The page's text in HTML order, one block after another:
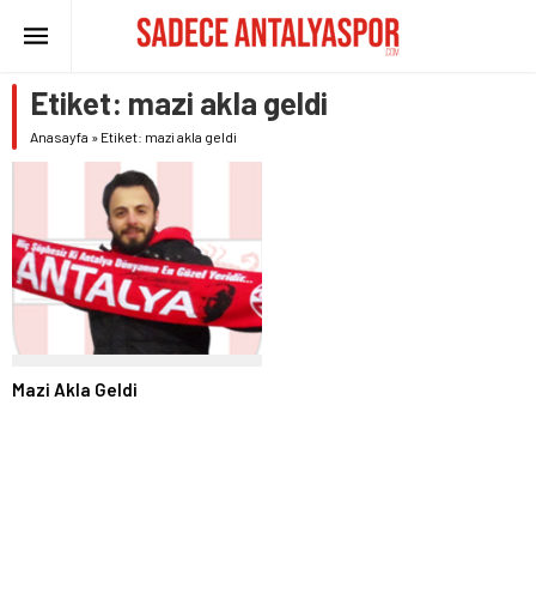
Etiket: mazi akla geldi
Anasayfa » Etiket: mazi akla geldi
Mazi Akla Geldi